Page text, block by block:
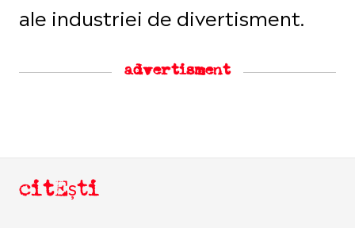
ale industriei de divertisment.
advertisment
citEști